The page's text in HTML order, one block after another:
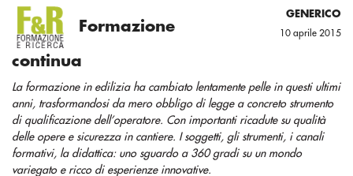
GENERICO
10 aprile 2015
Formazione
continua
La formazione in edilizia ha cambiato lentamente pelle in questi ultimi
anni, trasformandosi da mero obbligo di legge a concreto strumento
di qualificazione dell’operatore. Con importanti ricadute su qualità
delle opere e sicurezza in cantiere. I soggetti, gli strumenti, i canali
formativi, la didattica: uno sguardo a 360 gradi su un mondo
variegato e ricco di esperienze innovative.